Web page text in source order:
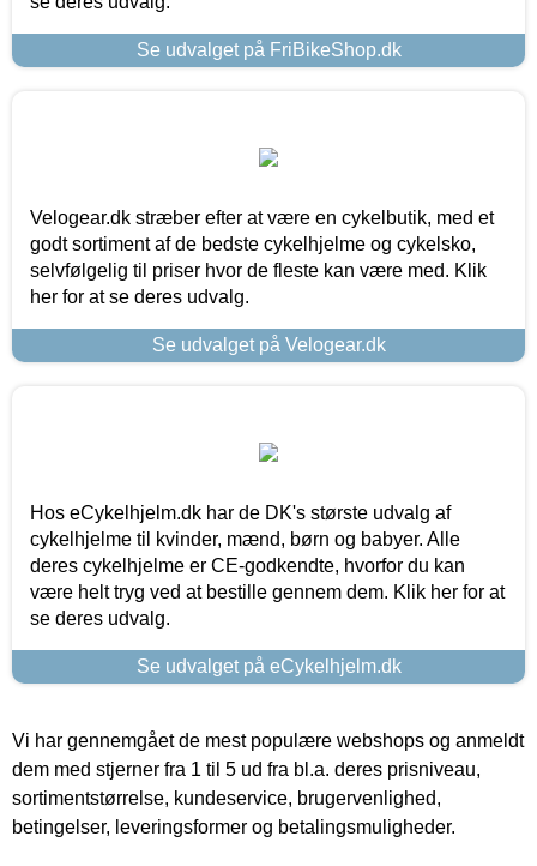
Se udvalget på FriBikeShop.dk
Velogear.dk stræber efter at være en cykelbutik, med et
godt sortiment af de bedste cykelhjelme og cykelsko,
selvfølgelig til priser hvor de fleste kan være med. Klik
her for at se deres udvalg.
Se udvalget på Velogear.dk
Hos eCykelhjelm.dk har de DK's største udvalg af
cykelhjelme til kvinder, mænd, børn og babyer. Alle
deres cykelhjelme er CE-godkendte, hvorfor du kan
være helt tryg ved at bestille gennem dem. Klik her for at
se deres udvalg.
Se udvalget på eCykelhjelm.dk
Vi har gennemgået de mest populære webshops og anmeldt
dem med stjerner fra 1 til 5 ud fra bl.a. deres prisniveau,
sortimentstørrelse, kundeservice, brugervenlighed,
betingelser, leveringsformer og betalingsmuligheder.